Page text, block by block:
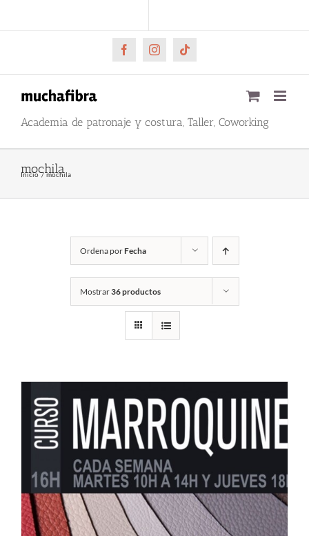
al
FacebookInstagramTiktok
Academia de patronaje y costura, Taller, Coworking
mochila
Inicio mochila
Ordena porFecha
Mostrar36 productos